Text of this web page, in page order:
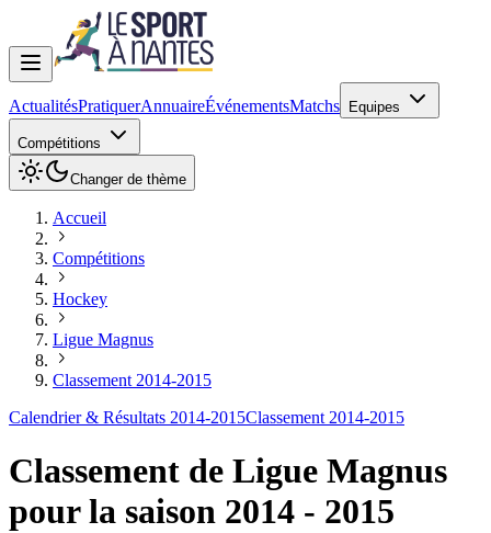
ActualitésPratiquerAnnuaireÉvénementsMatchs Equipes
Compétitions
Changer de thème
Accueil
Compétitions
Hockey
Ligue Magnus
Classement 2014-2015
Calendrier & Résultats 2014-2015Classement 2014-2015
Classement de Ligue Magnus
pour la saison 2014 - 2015